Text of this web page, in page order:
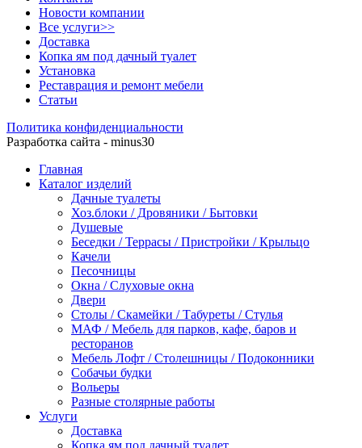
Новости компании
Все услуги>>
Доставка
Копка ям под дачный туалет
Установка
Реставрация и ремонт мебели
Статьи
Политика конфиденциальности
Разработка сайта - minus30
Главная
Каталог изделий
Дачные туалеты
Хоз.блоки / Дровяники / Бытовки
Душевые
Беседки / Террасы / Пристройки / Крыльцо
Качели
Песочницы
Окна / Слуховые окна
Двери
Столы / Скамейки / Табуреты / Стулья
МАФ / Мебель для парков, кафе, баров и
ресторанов
Мебель Лофт / Столешницы / Подоконники
Собачьи будки
Вольеры
Разные столярные работы
Услуги
Доставка
Копка ям под дачный туалет